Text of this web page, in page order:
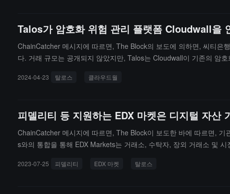
Talos가 암호화 위험 관리 플랫폼 Cloudwall을
ChainCatcher 메시지에 따르면, The Block의 보도에 의하면, 씨티은
다. 거래 규모는 공개되지 않았지만, Talos는 Cloudwall이 기존의 암
옵션 분야에서 PMS를 확장할 것이라고 말했습니다.
2024-04-23 탈로스 클라우드월
피델리티 등 지원하는 EDX 마켓은 디지털 자산
ChainCatcher 메시지에 따르면, The Block이 보도한 바에 따르면,
s와의 통합을 통해 EDX Markets는 거래소, 수탁자, 장외 거래소 및
（출처 링크）
2023-07-25 피델리티 EDX 마켓 탈로스